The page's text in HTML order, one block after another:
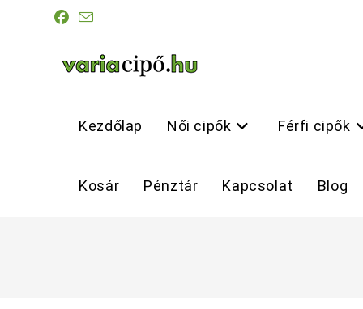
Kezdőlap Női cipők Férfi cipők
Kosár Pénztár Kapcsolat Blog